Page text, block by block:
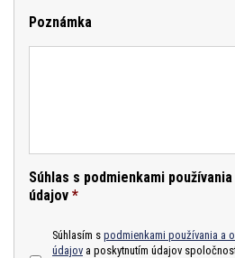
Poznámka
Súhlas s podmienkami
údajov *
Súhlasím s podmienkami používania a
údajov a poskytnutím údajov